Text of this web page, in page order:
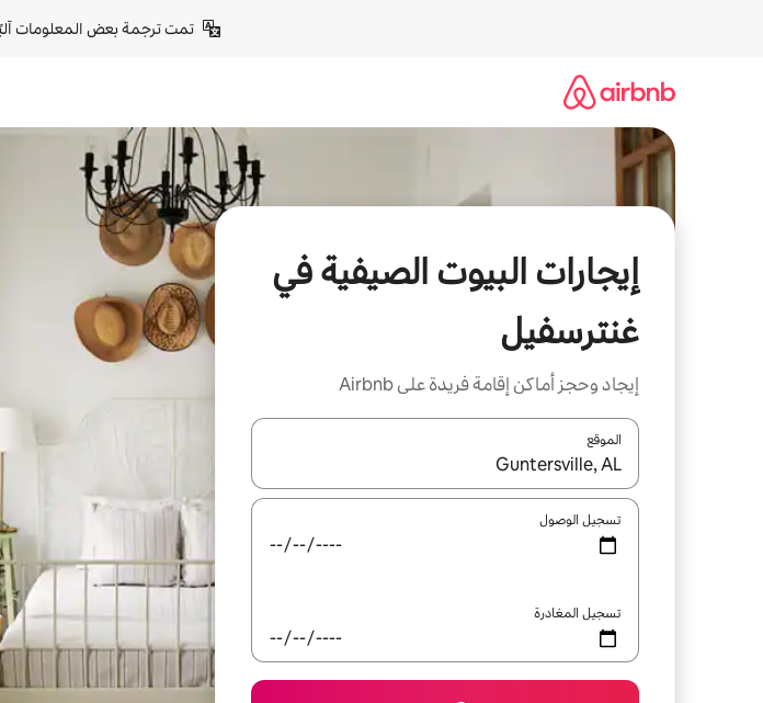
تمت ترجمة بعض المعلومات
إيجارات البيوت الصيفية في
غنترسفيل
إيجاد وحجز أماكن إقامة فريدة على Airbnb
الموقع
عند توفر النتائج، انتقل باستخدام السهمين لأعلى ولأسفل أو استكشف عن طريق اللمس أو السحب.
تسجيل الوصول
تسجيل المغادرة